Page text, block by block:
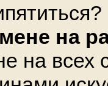
на
на всех